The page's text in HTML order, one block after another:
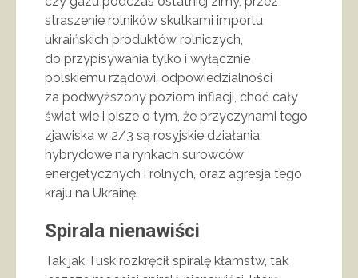
straszenie rolników skutkami importu
ukraińskich produktów rolniczych,
do przypisywania tylko i wyłącznie
polskiemu rządowi, odpowiedzialności
za podwyższony poziom inflacji, choć cały
świat wie i pisze o tym, że przyczynami tego
zjawiska w 2/3 są rosyjskie działania
hybrydowe na rynkach surowców
energetycznych i rolnych, oraz agresja tego
kraju na Ukrainę.
Spirala nienawiści
Tak jak Tusk rozkręcił spiralę kłamstw, tak